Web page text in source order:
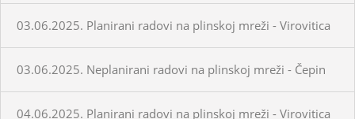
03.06.2025. Planirani radovi na plinskoj mreži - Virovitica
03.06.2025. Neplanirani radovi na plinskoj mreži - Čepin
04.06.2025. Planirani radovi na plinskoj mreži - Virovitica